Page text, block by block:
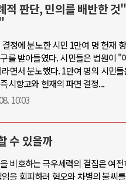
적 판단, 민의를 배반한
정에 분노한 시민 1만여 명 헌재
를 받아들였다. 시민들은 법원이
면서 분노했다. 1만여 명의 시민
시항고와 헌재의 파면 결정...
10:03
수 있을까
비호하는 극우세력의 결집은 여
을 회피하려 혐오와 차별의 불씨